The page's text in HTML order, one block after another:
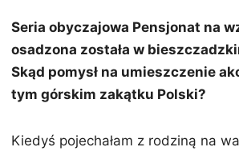
Seria obyczajowa Pensjonat na
osadzona została w
Skąd pomysł na umieszczenie
tym górskim zakątku Polski?
Kiedyś pojechałam z rodziną na